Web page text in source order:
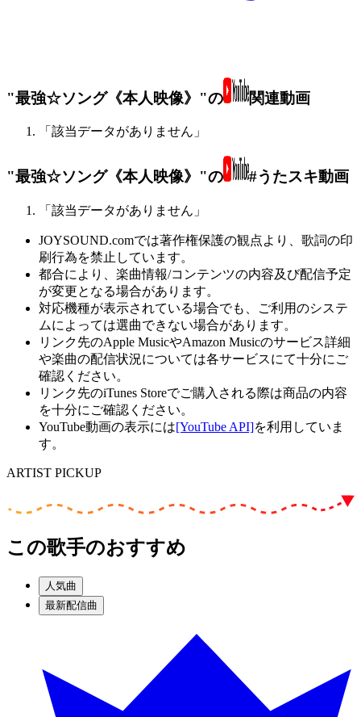
"最強☆ソング《本人映像》"の 関連動画
「該当データがありません」
"最強☆ソング《本人映像》"の #うたスキ動画
「該当データがありません」
JOYSOUND.comでは著作権保護の観点より、歌詞の印
刷行為を禁止しています。
都合により、楽曲情報/コンテンツの内容及び配信予定
が変更となる場合があります。
対応機種が表示されている場合でも、ご利用のシステ
ムによっては選曲できない場合があります。
リンク先のApple MusicやAmazon Musicのサービス詳細
や楽曲の配信状況については各サービスにて十分にご
確認ください。
リンク先のiTunes Storeでご購入される際は商品の内容
を十分にご確認ください。
YouTube動画の表示には[YouTube API]を利用していま
す。
ARTIST PICKUP
この歌手のおすすめ
人気曲
最新配信曲